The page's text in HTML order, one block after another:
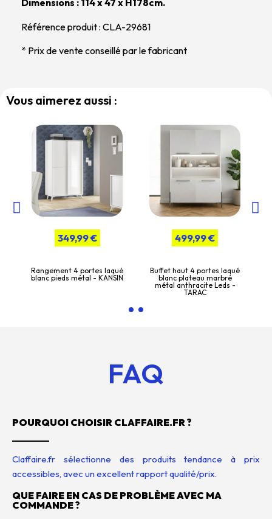
Dimensions : 114 x 47 x H178cm.
Référence produit : CLA-29681
* Prix de vente conseillé par le fabricant
Vous aimerez aussi :
349,99 €
Rangement 4 portes laqué
blanc pieds métal - KANSIN
499,99 €
Buffet haut 4 portes laqué
blanc plateau marbré
métal anthracite Leds -
TARAC
FAQ
POURQUOI CHOISIR CLAFFAIRE.FR ?
Claffaire.fr sélectionne des produits tendance à prix
accessibles, avec un excellent rapport qualité/prix.
QUE FAIRE EN CAS DE PROBLÈME AVEC MA
COMMANDE ?